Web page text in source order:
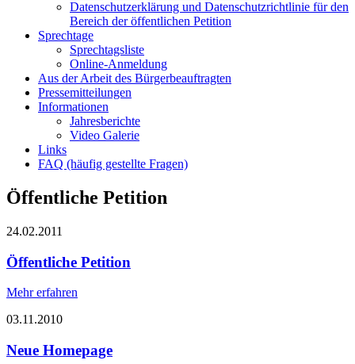
Datenschutzerklärung und Datenschutzrichtlinie für den
Bereich der öffentlichen Petition
Sprechtage
Sprechtagsliste
Online-Anmeldung
Aus der Arbeit des Bürgerbeauftragten
Pressemitteilungen
Informationen
Jahresberichte
Video Galerie
Links
FAQ (häufig gestellte Fragen)
Öffentliche Petition
24.02.2011
Öffentliche Petition
Mehr erfahren
03.11.2010
Neue Homepage